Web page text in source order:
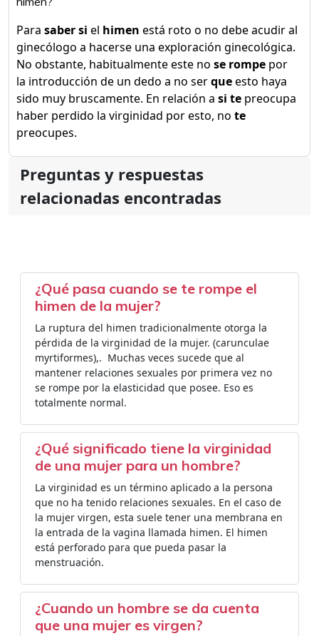
Para saber si el himen está roto o no debe acudir al
ginecólogo a hacerse una exploración ginecológica.
No obstante, habitualmente este no se rompe por
la introducción de un dedo a no serqueesto haya
sido muy bruscamente. En relación a si te preocupa
haber perdido la virginidad por esto, no te
preocupes.
Preguntas y respuestas
relacionadas encontradas
¿Qué pasa cuando se te rompe el
himen de la mujer?
La ruptura del himen tradicionalmente otorga la
pérdida de la virginidad de la mujer. (carunculae
myrtiformes),. ​ Muchas veces sucede que al
mantener relaciones sexuales por primera vez no
se rompe por la elasticidad que posee. Eso es
totalmente normal.
¿Qué significado tiene la virginidad
de una mujer para un hombre?
La virginidad es un término aplicado a la persona
que no ha tenido relaciones sexuales. En el caso de
la mujer virgen, esta suele tener una membrana en
la entrada de la vagina llamada himen. El himen
está perforado para que pueda pasar la
menstruación.
¿Cuando un hombre se da cuenta
que una mujer es virgen?